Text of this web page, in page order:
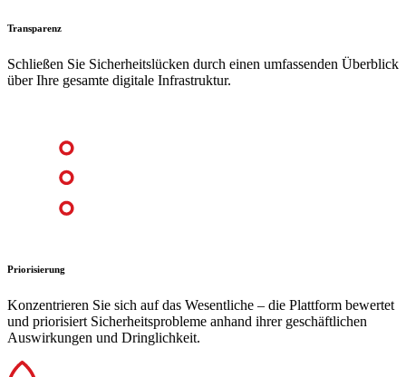
Transparenz
Schließen Sie Sicherheitslücken durch einen umfassenden Überblick
über Ihre gesamte digitale Infrastruktur.
Priorisierung
Konzentrieren Sie sich auf das Wesentliche – die Plattform bewertet
und priorisiert Sicherheitsprobleme anhand ihrer geschäftlichen
Auswirkungen und Dringlichkeit.